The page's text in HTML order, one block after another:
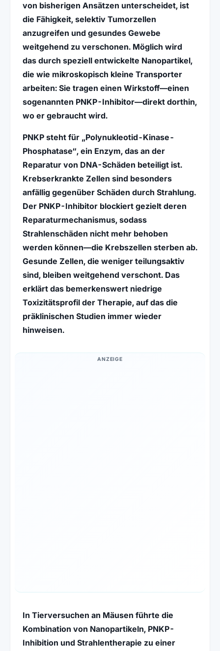
von bisherigen Ansätzen unterscheidet, ist
die Fähigkeit, selektiv Tumorzellen
anzugreifen und gesundes Gewebe
weitgehend zu verschonen. Möglich wird
das durch speziell entwickelte Nanopartikel,
die wie mikroskopisch kleine Transporter
arbeiten: Sie tragen einen Wirkstoff—einen
sogenannten PNKP-Inhibitor—direkt dorthin,
wo er gebraucht wird.
PNKP steht für „Polynukleotid-Kinase-
Phosphatase“, ein Enzym, das an der
Reparatur von DNA-Schäden beteiligt ist.
Krebserkrankte Zellen sind besonders
anfällig gegenüber Schäden durch Strahlung.
Der PNKP-Inhibitor blockiert gezielt deren
Reparaturmechanismus, sodass
Strahlenschäden nicht mehr behoben
werden können—die Krebszellen sterben ab.
Gesunde Zellen, die weniger teilungsaktiv
sind, bleiben weitgehend verschont. Das
erklärt das bemerkenswert niedrige
Toxizitätsprofilder Therapie, auf das die
präklinischen Studien immer wieder
hinweisen.
ANZEIGE
In Tierversuchen an Mäusen führte die
Kombination von Nanopartikeln, PNKP-
Inhibition und Strahlentherapie zu einer